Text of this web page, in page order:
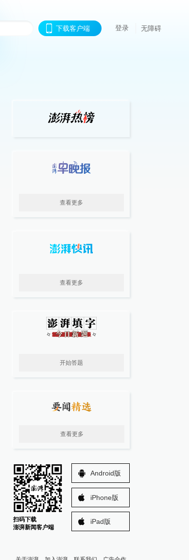
下载客户端 登录 无障碍
查看更多
查看更多
开始答题
查看更多
扫码下载
澎湃新闻客户端
Android版
iPhone版
iPad版